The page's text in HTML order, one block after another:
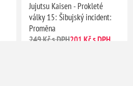
Jujutsu Kaisen - Prokleté
války 15: Šibujský incident:
Proměna
249 Kč s DPH201 Kč s DPH